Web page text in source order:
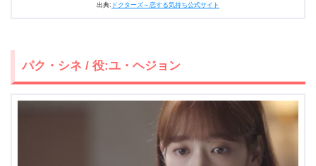
出典: ドクターズ～恋する気持ち公式サイト
パク・シネ / 役:ユ・ヘジョン